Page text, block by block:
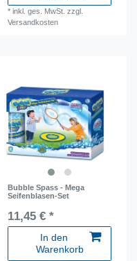
*inkl. ges. MwSt. zzgl.
Versandkosten
Bubble Spass - Mega
Seifenblasen-Set
11,45 € *
In den
Warenkorb